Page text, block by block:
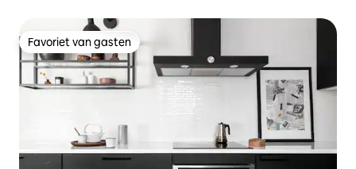
Favoriet van gasten
Favoriet van gasten